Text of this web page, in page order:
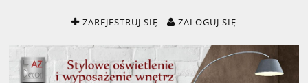
ZAREJESTRUJ SIĘ ZALOGUJ SIĘ